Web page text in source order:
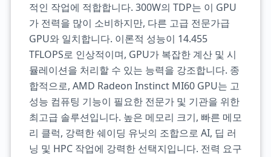
적인 작업에 적합합니다. 300W의 TDP는 이 GPU
가 전력을 많이 소비하지만, 다른 고급 전문가급
GPU와 일치합니다. 이론적 성능이 14.455
TFLOPS로 인상적이며, GPU가 복잡한 계산 및 시
뮬레이션을 처리할 수 있는 능력을 강조합니다. 종
합적으로, AMD Radeon Instinct MI60 GPU는 고
성능 컴퓨팅 기능이 필요한 전문가 및 기관을 위한
최고급 솔루션입니다. 높은 메모리 크기, 빠른 메모
리 클럭, 강력한 쉐이딩 유닛의 조합으로 AI, 딥 러
닝 및 HPC 작업에 강력한 선택지입니다. 전력 요구